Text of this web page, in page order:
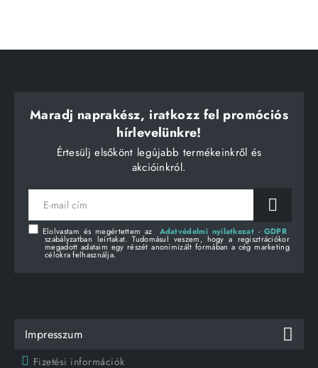
Maradj naprakész, iratkozz fel promóciós
hírlevelünkre!
Értesülj elsőkönt legújabb termékeinkről és
akcióinkról.
E-
mail
Elolvastam és megértettem az Adatvédelmi nyilatkozat - GDPR
szabályzatban leírtakat. Tudomásul veszem, hogy a regisztrációkor
megadott adataim egy részét anonimizált formában a cég marketing
célokra felhasználja.
Impresszum
Fizetési információk